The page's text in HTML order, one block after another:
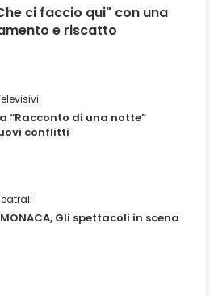
ci faccio qui" con una
e riscatto
“Racconto di una notte”
conflitti
MONACA, Gli spettacoli in scena